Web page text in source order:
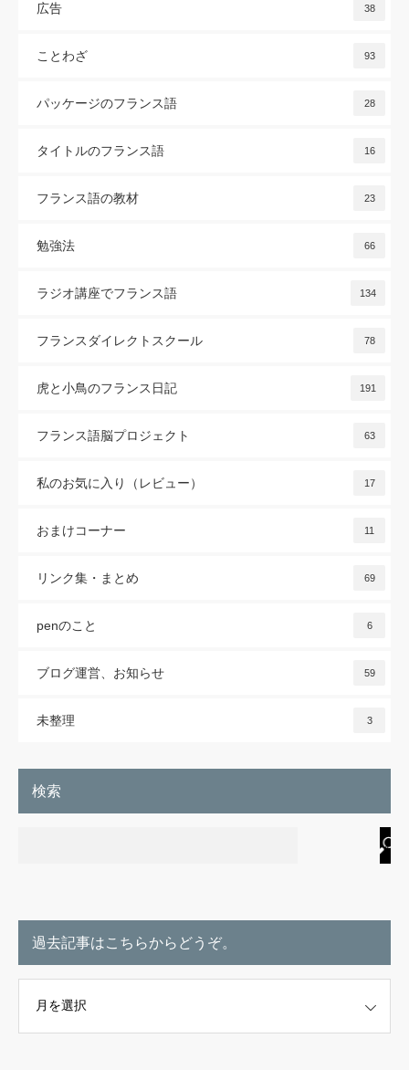
広告 38
ことわざ 93
パッケージのフランス語 28
タイトルのフランス語 16
フランス語の教材 23
勉強法 66
ラジオ講座でフランス語 134
フランスダイレクトスクール 78
虎と小鳥のフランス日記 191
フランス語脳プロジェクト 63
私のお気に入り（レビュー） 17
おまけコーナー 11
リンク集・まとめ 69
penのこと 6
ブログ運営、お知らせ 59
未整理 3
検索
過去記事はこちらからどうぞ。